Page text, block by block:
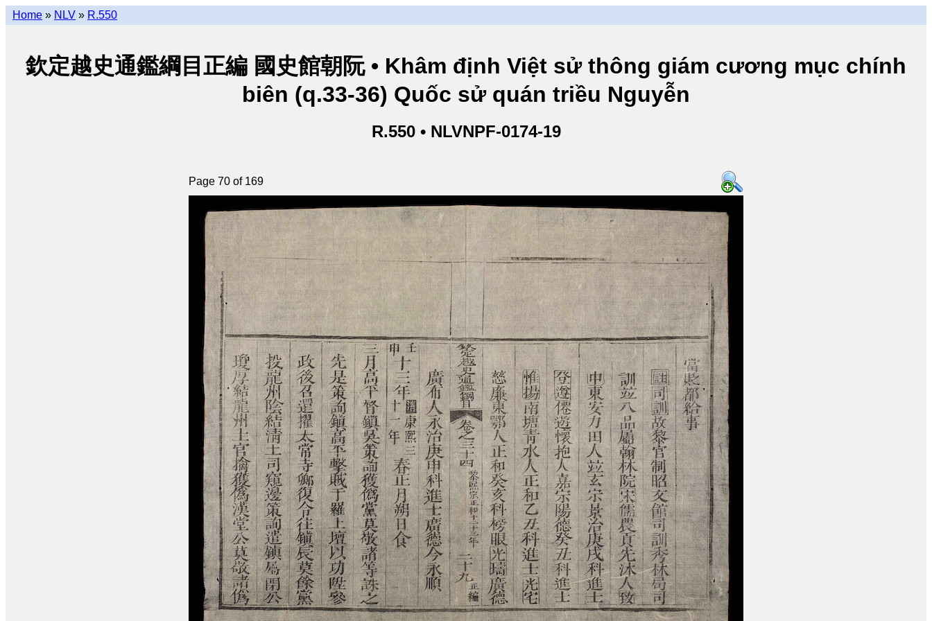
Home » NLV » R.550
欽定越史通鑑綱目正編 國史館朝阮 • Khâm định Việt sử thông giám cương mục chính
biên (q.33-36) Quốc sử quán triều Nguyễn
R.550 • NLVNPF-0174-19
Page 70 of 169